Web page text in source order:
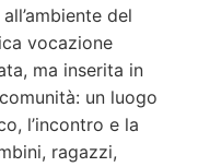
all’ambiente del
vocazione
ma inserita in
un luogo
l’incontro e la
ragazzi,